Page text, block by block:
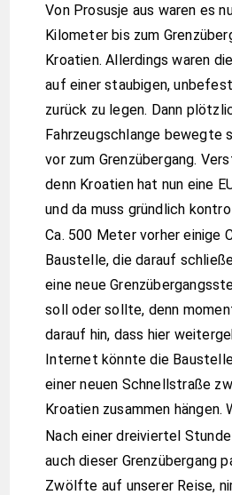
Von Prosusje aus waren es
Kilometer bis zum
Kroatien. Allerdings waren
auf einer staubigen,
zurück zu legen. Dann
Fahrzeugschlange bewegte
vor zum Grenzübergang.
denn Kroatien hat nun eine
und da muss gründlich
Ca. 500 Meter vorher einige
Baustelle, die darauf
eine neue
soll oder sollte, denn
darauf hin, dass hier
Internet könnte die
einer neuen Schnellstraße
Kroatien zusammen hängen.
Nach einer dreiviertel
auch dieser Grenzübergang
Zwölfte auf unserer Reise,